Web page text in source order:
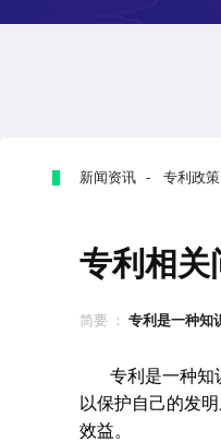
新闻资讯 - 专利政
专利相关
简要 ： 专利是一种知
专利是一种知
以保护自己的发
效益。